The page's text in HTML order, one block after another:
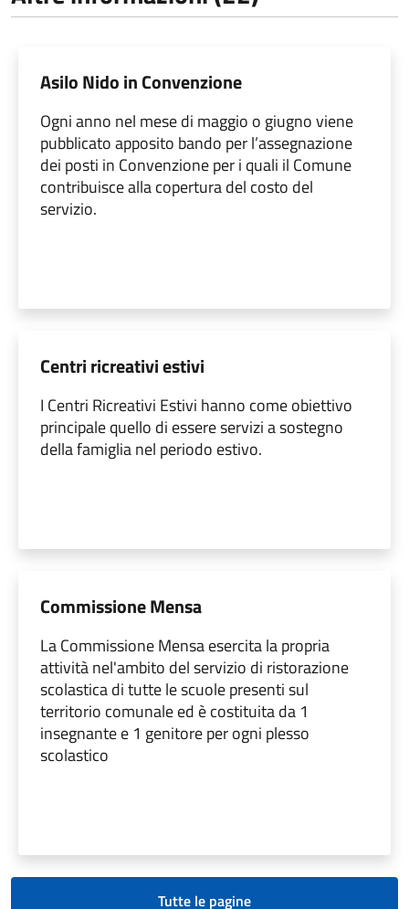
Asilo Nido in Convenzione
Ogni anno nel mese di maggio o giugno viene
pubblicato apposito bando per l’assegnazione
dei posti in Convenzione per i quali il Comune
contribuisce alla copertura del costo del
servizio.
Centri ricreativi estivi
I Centri Ricreativi Estivi hanno come obiettivo
principale quello di essere servizi a sostegno
della famiglia nel periodo estivo.
Commissione Mensa
La Commissione Mensa esercita la propria
attività nel'ambito del servizio di ristorazione
scolastica di tutte le scuole presenti sul
territorio comunale ed è costituita da 1
insegnante e 1 genitore per ogni plesso
scolastico
Tutte le pagine